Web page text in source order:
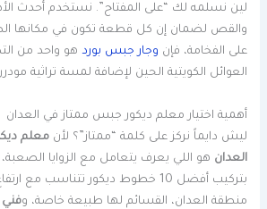
لين نسلمه لك “على المفتاح”. نستخدم أحدث
والقص لضمان إن كل قطعة تكون في مكانها
على الفخامة، فإن وجار جبس بورد هو واحد من
العوائل الكويتية الحين لإضافة لمسة تراثية
أهمية اختيار معلم ديكور جبس ممتاز في العدان
ليش دايماً نركز على كلمة “ممتاز”؟ لأنمعلم
العدان هو اللي يعرف يتعامل مع الزوايا
بتركيب أفضل 10 خطوط ديكور تتناسب
منطقة العدان، القسائم لها طبيعة خاصة، و